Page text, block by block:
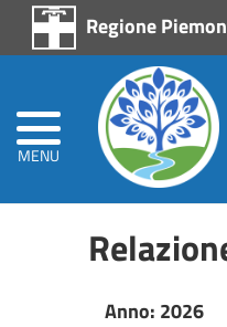
Regione
MENU
Home
Prevenzione
alla
Corruzione
L.
Amministrazione
Trasparente
Anno: 2026